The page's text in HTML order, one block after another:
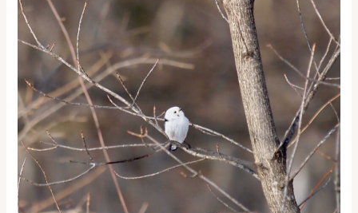
当
モ
ン
ガ
の
森